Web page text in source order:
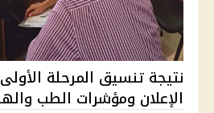
الإعلان ومؤشرات الطب